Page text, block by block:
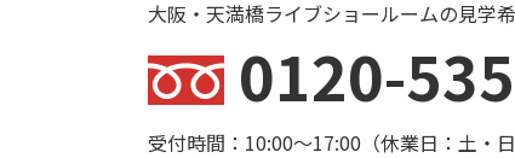
大阪・天満橋ライブショールームの見学
0120-
受付時間：10:00〜17:00（休業日：土・日